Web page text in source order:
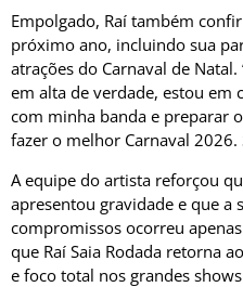
Empolgado, Raí também
próximo ano, incluindo sua
atrações do Carnaval de
em alta de verdade, estou em
com minha banda e preparar
fazer o melhor Carnaval 2026.
A equipe do artista reforçou
apresentou gravidade e que a
compromissos ocorreu
que Raí Saia Rodada retorna
e foco total nos grandes